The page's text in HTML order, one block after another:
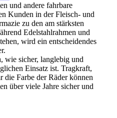
und andere fahrbare
Kunden in der Fleisch- und
zu den am stärksten
Edelstahlrahmen und
wird ein entscheidendes
wie sicher, langlebig und
Einsatz ist. Tragkraft,
die Farbe der Räder können
über viele Jahre sicher und